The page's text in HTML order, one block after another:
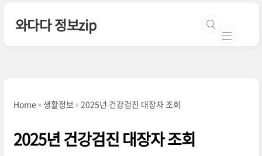
와다다 정보zip
Home 생활정보 2025년 건강검진 대장자 조회
2025년 건강검진 대장자 조회